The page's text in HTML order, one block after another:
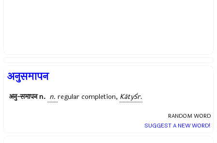
अनुसमापन
अनु-समापनn. n. regular completion, KātyŚr.
RANDOM WORD
SUGGEST A NEW WORD!